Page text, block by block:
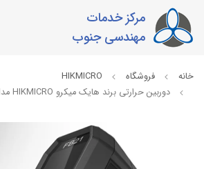
مرکز خدمات
مهندسی جنوب
خانه فروشگاه
HIKMICRO
دوربین حرارتی برند هایک میکرو HIKMICRO مدل FB21 مخصوص آتش نشانان